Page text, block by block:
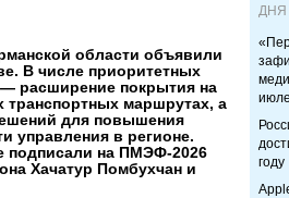
области объявили
В числе приоритетных
расширение покрытия на
маршрутах, а
для повышения
управления в регионе.
подписали на ПМЭФ-2026
Хачатур Помбухчан и
ДНЯ
июле
году